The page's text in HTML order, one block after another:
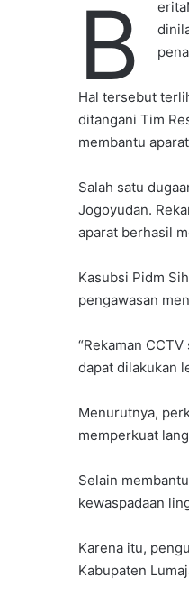
B
Hal tersebut
ditangani Tim
membantu
Salah satu
Jogoyudan.
aparat berhasil
Kasubsi Pidm
pengawasan
“Rekaman
dapat dilakukan
Menurutnya,
memperkuat
Selain
kewaspadaan
Karena itu,
Kabupaten